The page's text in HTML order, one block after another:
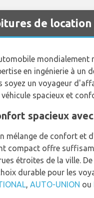
de
mondialement
en ingénierie à un
soyez un voyageur
spacieux et
spacieux
mélange de confort et
compact offre
étroites de la ville.
durable pour les
, AUTO-UNION ou